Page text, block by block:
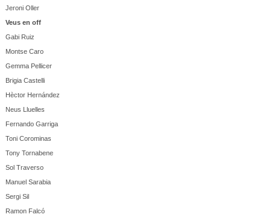
Jeroni Oller
Veus en off
Gabi Ruiz
Montse Caro
Gemma Pellicer
Brigia Castelli
Hèctor Hernández
Neus Lluelles
Fernando Garriga
Toni Corominas
Tony Tornabene
Sol Traverso
Manuel Sarabia
Sergi Sil
Ramon Falcó